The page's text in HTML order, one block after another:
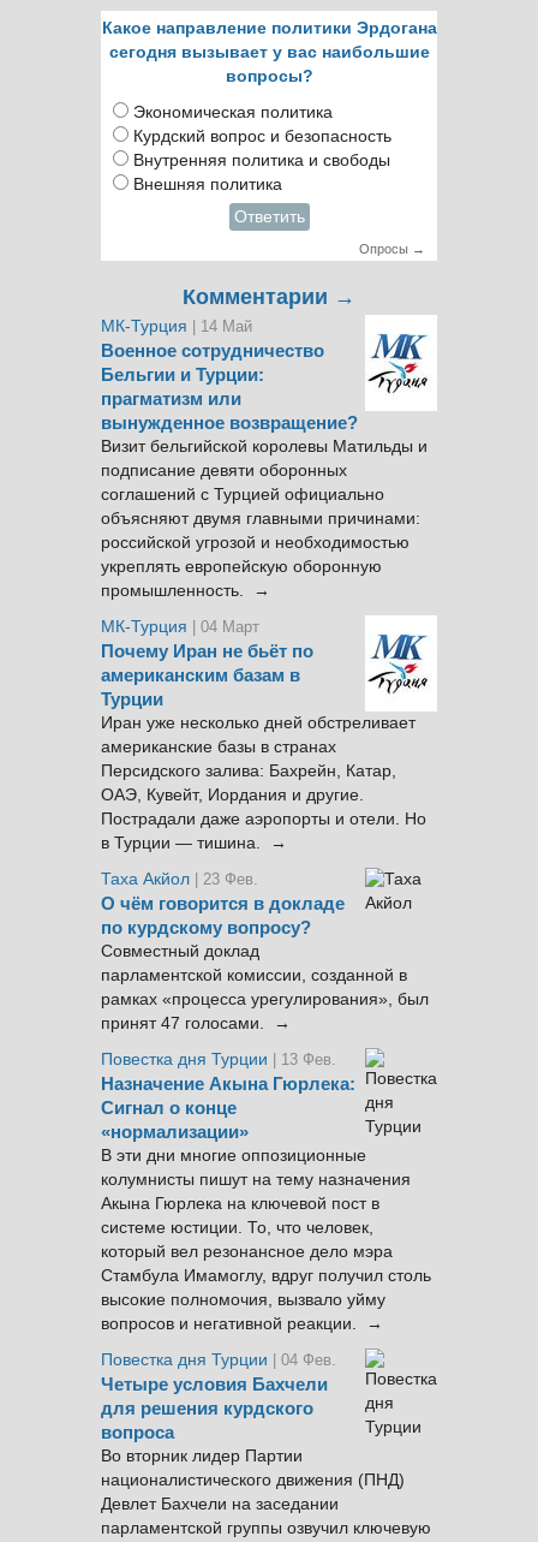
Какое направление политики Эрдогана
сегодня вызывает у вас наибольшие
вопросы?
Экономическая политика
Курдский вопрос и безопасность
Внутренняя политика и свободы
Внешняя политика
Ответить
Опросы →
Комментарии →
МК-Турция | 14 Май
Военное сотрудничество
Бельгии и Турции:
прагматизм или
вынужденное возвращение?
Визит бельгийской королевы Матильды и
подписание девяти оборонных
соглашений с Турцией официально
объясняют двумя главными причинами:
российской угрозой и необходимостью
укреплять европейскую оборонную
промышленность. →
МК-Турция
| 04 Март
Почему Иран не бьёт по
американским базам в
Турции
Иран уже несколько дней обстреливает
американские базы в странах
Персидского залива: Бахрейн, Катар,
ОАЭ, Кувейт, Иордания и другие.
Пострадали даже аэропорты и отели. Но
в Турции — тишина. →
Таха Акйол | 23 Фев.
О чём говорится в докладе
по курдскому вопросу?
Совместный доклад
парламентской комиссии, созданной в
рамках «процесса урегулирования», был
принят 47 голосами. →
Повестка дня Турции
| 13 Фев.
Назначение Акына Гюрлека:
Сигнал о конце
«нормализации»
В эти дни многие оппозиционные
колумнисты пишут на тему назначения
Акына Гюрлека на ключевой пост в
системе юстиции. То, что человек,
который вел резонансное дело мэра
Стамбула Имамоглу, вдруг получил столь
высокие полномочия, вызвало уйму
вопросов и негативной реакции. →
Повестка дня Турции
| 04 Фев.
Четыре условия Бахчели
для решения курдского
вопроса
Во вторник лидер Партии
националистического движения (ПНД)
Девлет Бахчели на заседании
парламентской группы озвучил ключевую